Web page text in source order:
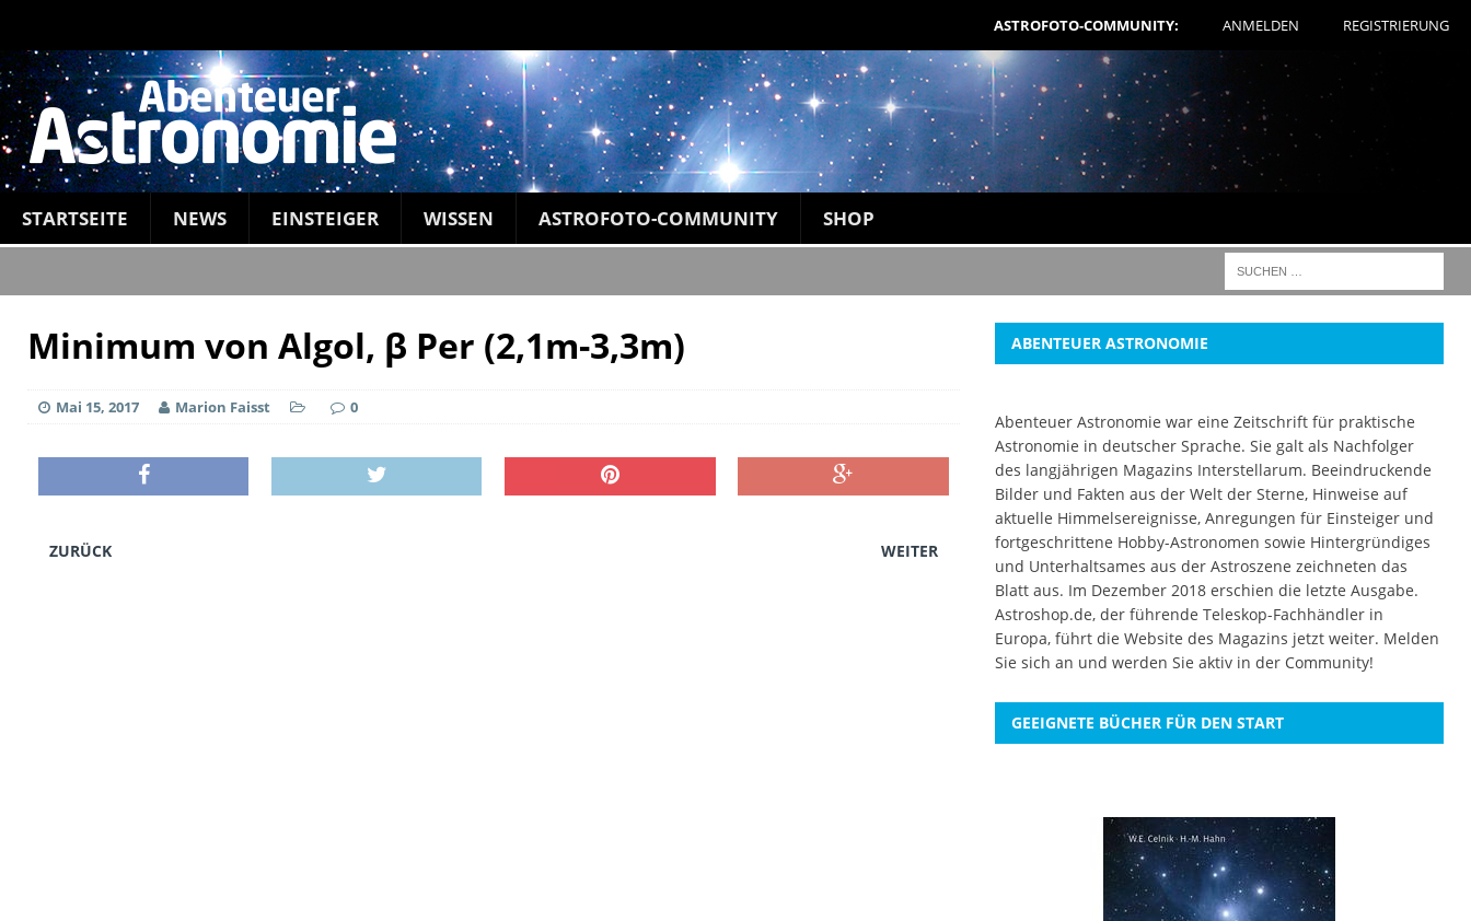
ASTROFOTO-COMMUNITY: ANMELDEN REGISTRIERUNG
STARTSEITE NEWS EINSTEIGER WISSEN ASTROFOTO-COMMUNITY SHOP
Minimum von Algol, β Per (2,1m-3,3m)
Mai 15, 2017 Marion Faisst 0
ZURÜCK WEITER
ABENTEUER ASTRONOMIE
Abenteuer Astronomie war eine Zeitschrift für praktische
Astronomie in deutscher Sprache. Sie galt als Nachfolger
des langjährigen Magazins Interstellarum. Beeindruckende
Bilder und Fakten aus der Welt der Sterne, Hinweise auf
aktuelle Himmelsereignisse, Anregungen für Einsteiger und
fortgeschrittene Hobby-Astronomen sowie Hintergründiges
und Unterhaltsames aus der Astroszene zeichneten das
Blatt aus. Im Dezember 2018 erschien die letzte Ausgabe.
Astroshop.de, der führende Teleskop-Fachhändler in
Europa, führt die Website des Magazins jetzt weiter. Melden
Sie sich an und werden Sie aktiv in der Community!
GEEIGNETE BÜCHER FÜR DEN START